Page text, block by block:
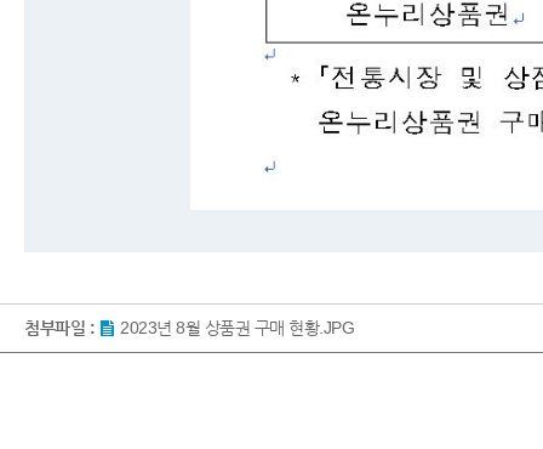
첨부파일 : 2023년 8월 상품권 구매 현황.JPG